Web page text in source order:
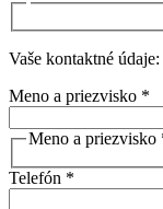
Vaše kontaktné údaje:
Meno a priezvisko *
Meno a priezvisko
Telefón *